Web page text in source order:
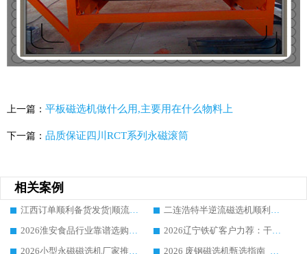
上一篇： 平板磁选机做什么用,主要用在什么物料上
下一篇： 品质保证四川RCT系列永磁滚筒
相关案例
江西订单顺利备货发货|顺流 1030 磁选机优选源头厂家华体会手机网页版-华体会(中国)
二连浩特半逆流磁选机顺利发货，老客户分享华体会手机网页版-华体会(中国) 设备使用真实心得，老客户回购信任购
2026淮安食品行业靠谱选购永磁滚筒怎么选?华体会手机网页版-华体会(中国) 实体生产厂家选购参考
2026辽宁铁矿客户力荐：干选磁选机厂家，我只推荐华体会手机网页版-华体会(中国)
2026小型永磁磁选机厂家推荐：华体会手机网页版-华体会(中国) 凭实力位居行业前列
2026 废钢磁选机甄选指南_实力厂家华体会手机网页版-华体会(中国) _值得合作信赖